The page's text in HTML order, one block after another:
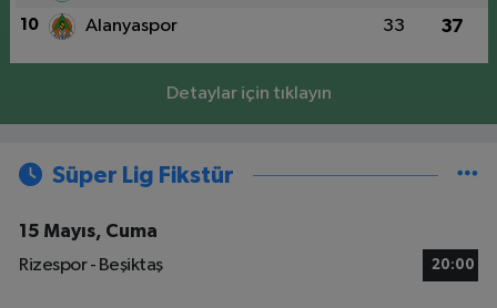
10 Alanyaspor 33 37
Detaylar için tıklayın
Süper Lig Fikstür
15 Mayıs, Cuma
Rizespor - Beşiktaş
20:00